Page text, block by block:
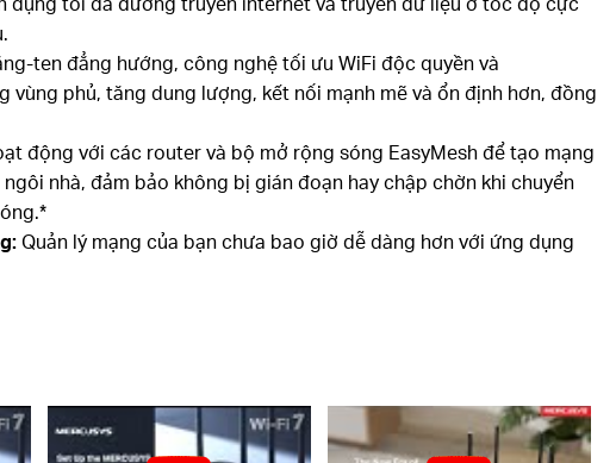
ten đẳng hướng, công nghệ tối ưu WiFi độc quyền và
vùng phủ, tăng dung lượng, kết nối mạnh mẽ và ổn định hơn, đồng
động với các router và bộ mở rộng sóng EasyMesh để tạo mạng
nhà, đảm bảo không bị gián đoạn hay chập chờn khi chuyển
Quản lý mạng của bạn chưa bao giờ dễ dàng hơn với ứng dụng